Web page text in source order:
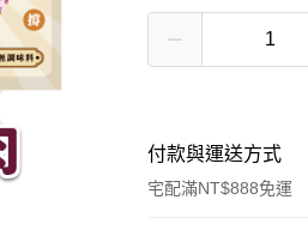
付款與運送方式
宅配滿NT$888免運